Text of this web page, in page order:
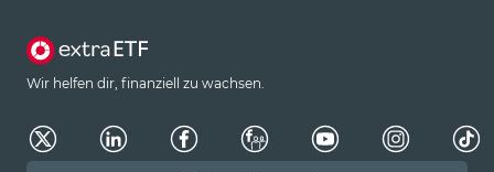
Wir helfen dir, finanziell zu wachsen.